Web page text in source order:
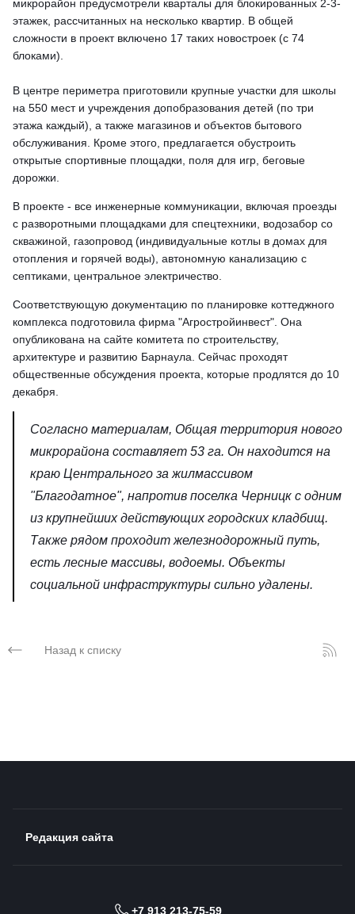
микрорайон предусмотрели кварталы для блокированных 2-3-
этажек, рассчитанных на несколько квартир. В общей
сложности в проект включено 17 таких новостроек (с 74
блоками).
В центре периметра приготовили крупные участки для школы
на 550 мест и учреждения допобразования детей (по три
этажа каждый), а также магазинов и объектов бытового
обслуживания. Кроме этого, предлагается обустроить
открытые спортивные площадки, поля для игр, беговые
дорожки.
В проекте - все инженерные коммуникации, включая проезды
с разворотными площадками для спецтехники, водозабор со
скважиной, газопровод (индивидуальные котлы в домах для
отопления и горячей воды), автономную канализацию с
септиками, центральное электричество.
Соответствующую документацию по планировке коттеджного
комплекса подготовила фирма "Агростройинвест". Она
опубликована на сайте комитета по строительству,
архитектуре и развитию Барнаула. Сейчас проходят
общественные обсуждения проекта, которые продлятся до 10
декабря.
Согласно материалам, Общая территория нового
микрорайона составляет 53 га. Он находится на
краю Центрального за жилмассивом
"Благодатное", напротив поселка Черницк с одним
из крупнейших действующих городских кладбищ.
Также рядом проходит железнодорожный путь,
есть лесные массивы, водоемы. Объекты
социальной инфраструктуры сильно удалены.
Назад к списку
Редакция сайта
+7 913 213-75-59